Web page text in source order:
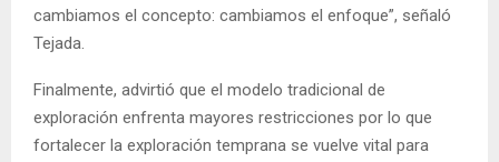
cambiamos el concepto: cambiamos el enfoque”, señaló
Tejada.
Finalmente, advirtió que el modelo tradicional de
exploración enfrenta mayores restricciones por lo que
fortalecer la exploración temprana se vuelve vital para